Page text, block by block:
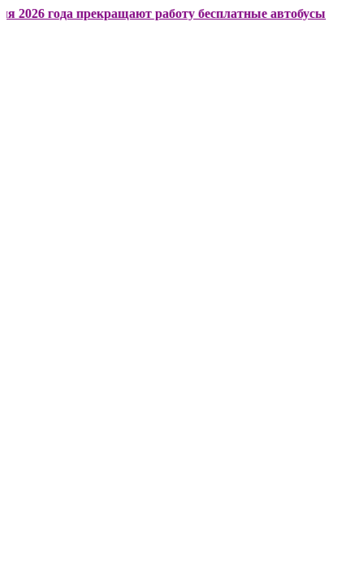
прекращают работу бесплатные автобусы